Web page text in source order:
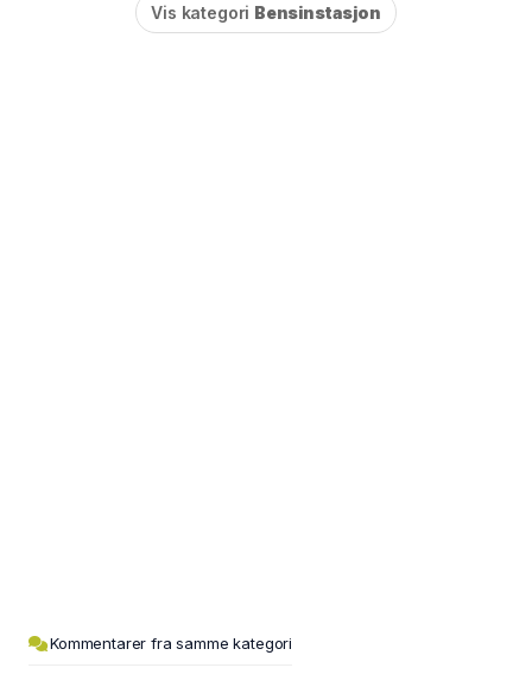
Vis kategori Bensinstasjon
Kommentarer fra samme kategori